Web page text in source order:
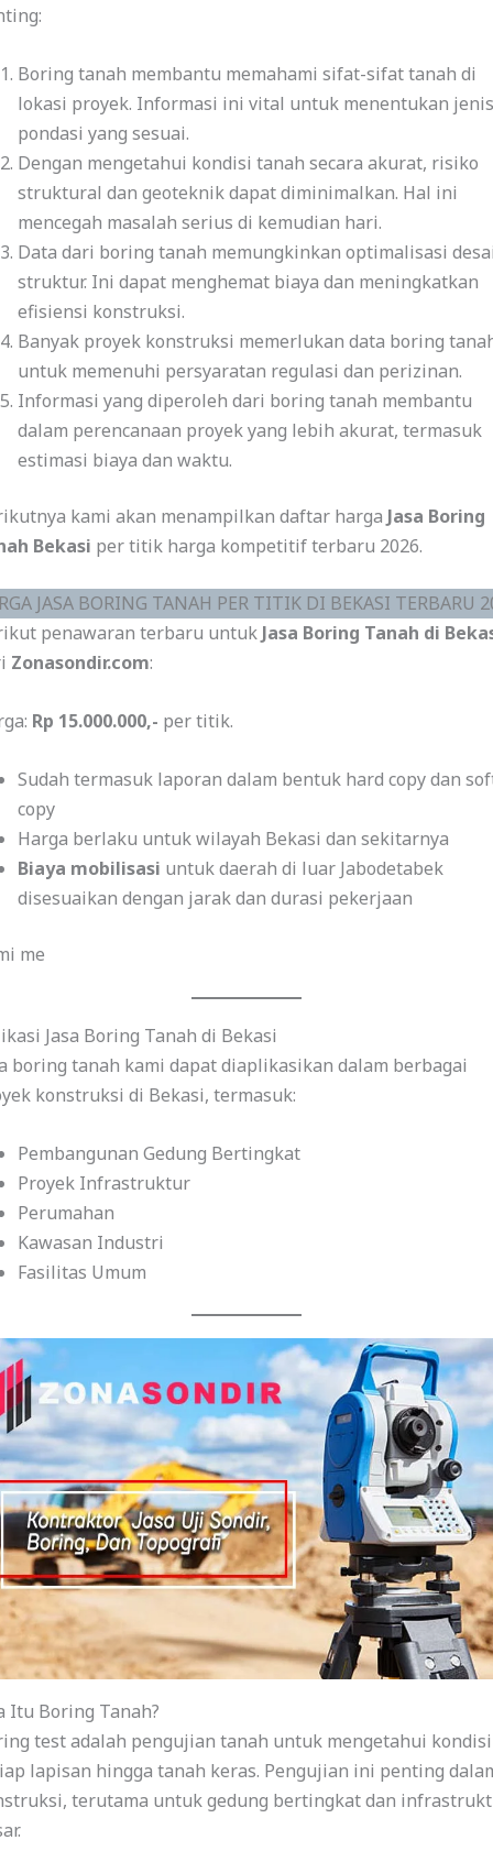
Boring tanah membantu memahami sifat-sifat tanah di
lokasi proyek. Informasi ini vital untuk menentukan jenis
pondasi yang sesuai.
Dengan mengetahui kondisi tanah secara akurat, risiko
struktural dan geoteknik dapat diminimalkan. Hal ini
mencegah masalah serius di kemudian hari.
Data dari boring tanah memungkinkan optimalisasi
struktur. Ini dapat menghemat biaya dan meningkatkan
efisiensi konstruksi.
Banyak proyek konstruksi memerlukan data boring
untuk memenuhi persyaratan regulasi dan perizinan.
Informasi yang diperoleh dari boring tanah membantu
dalam perencanaan proyek yang lebih akurat, termasuk
estimasi biaya dan waktu.
kami akan menampilkan daftar harga Jasa Boring
Bekasi per titik harga kompetitif terbaru 2026.
JASA BORING TANAH PER TITIK DI BEKASI TERBARU
penawaran terbaru untuk Jasa Boring Tanah di
Zonasondir.com:
Rp 15.000.000,- per titik.
Sudah termasuk laporan dalam bentuk hard copy dan
copy
Harga berlaku untuk wilayah Bekasi dan sekitarnya
Biaya mobilisasi untuk daerah di luar Jabodetabek
disesuaikan dengan jarak dan durasi pekerjaan
me
Jasa Boring Tanah di Bekasi
boring tanah kami dapat diaplikasikan dalam berbagai
konstruksi di Bekasi, termasuk:
Pembangunan Gedung Bertingkat
Proyek Infrastruktur
Perumahan
Kawasan Industri
Fasilitas Umum
Itu Boring Tanah?
test adalah pengujian tanah untuk mengetahui kondisi
lapisan hingga tanah keras. Pengujian ini penting
terutama untuk gedung bertingkat dan